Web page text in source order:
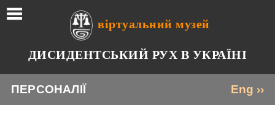
віртуальний музей
ДИСИДЕНТСЬКИЙ РУХ В УКРАЇНІ
Eng ››
ПЕРСОНАЛІЇ